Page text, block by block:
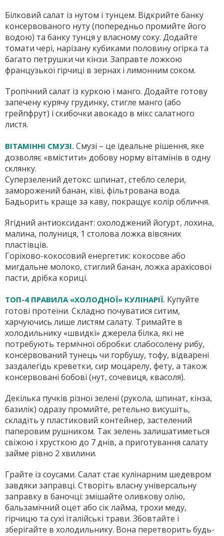
Білковий салат із нутом і тунцем. Відкрийте банку
консервованого нуту (попередньо промийте його
водою) та банку тунця у власному соку. Додайте
томати чері, нарізану кубиками половину огірка та
багато петрушки чи кінзи. Заправте ложкою
французької гірчиці в зернах і лимонним соком.
Тропічний салат із куркою і манго. Додайте готову
запечену курячу грудинку, стигле манго (або
грейпфрут) і скибочки авокадо в мікс салатного
листя.
ВІТАМІННІ СМУЗІ. Смузі – це ідеальне рішення, яке
дозволяє «вмістити» добову норму вітамінів в одну
склянку.
Суперзелений детокс: шпинат, стебло селери,
заморожений банан, ківі, фільтрована вода.
Бадьорить краще за каву, покращує колір обличчя.
Ягідний антиоксидант: охолоджений йогурт, лохина,
малина, полуниця, 1 столова ложка вівсяних
пластівців.
Горіхово-кокосовий енергетик: кокосове або
мигдальне молоко, стиглий банан, ложка арахісової
пасти, дрібка кориці.
ТОП-4 ПРАВИЛА «ХОЛОДНОЇ» КУЛІНАРІЇ. Купуйте
готові протеїни. Складно почуватися ситим,
харчуючись лише листям салату. Тримайте в
холодильнику «швидкі» джерела білка, які не
потребують термічної обробки: слабосолену рибу,
консервований тунець чи горбушу, тофу, відварені
заздалегідь креветки, сир моцарелу, фету, а також
консервовані бобові (нут, сочевиця, квасоля).
Декілька пучків різної зелені (рукола, шпинат, кінза,
базилік) одразу промийте, ретельно висушіть,
складіть у пластиковий контейнер, застелений
паперовим рушником. Так зелень залишатиметься
свіжою і хрусткою до 7 днів, а приготування салату
займе рівно 2 хвилини.
Грайте із соусами. Салат стає кулінарним шедевром
завдяки заправці. Створіть власну універсальну
заправку в баночці: змішайте оливкову олію,
бальзамічний оцет або сік лайма, трохи меду,
гірчицю та сухі італійські трави. Збовтайте і
зберігайте в холодильнику. Вона перетворить будь-